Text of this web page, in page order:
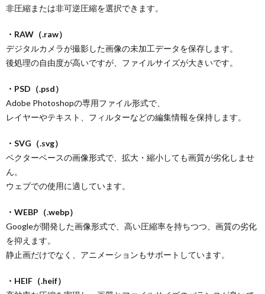
非圧縮または非可逆圧縮を選択できます。
・RAW（.raw）
デジタルカメラが撮影した画像の未加工データを保存します。
後処理の自由度が高いですが、ファイルサイズが大きいです。
・PSD（.psd）
Adobe Photoshopの専用ファイル形式で、
レイヤーやテキスト、フィルターなどの編集情報を保持します。
・SVG（.svg）
ベクターベースの画像形式で、拡大・縮小しても画質が劣化しませ
ん。
ウェブでの使用に適しています。
・WEBP（.webp）
Googleが開発した画像形式で、高い圧縮率を持ちつつ、画質の劣化
を抑えます。
静止画だけでなく、アニメーションもサポートしています。
・HEIF（.heif）